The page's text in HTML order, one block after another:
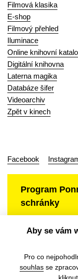
Filmová klasika
E-shop
Filmový přehled
Iluminace
Online knihovní
Digitální knihovna
Laterna magika
Databáze šifer
Videoarchiv
Zpět v kinech
Facebook
Program
schránky
Aby se vám
Pro co
souhlas se